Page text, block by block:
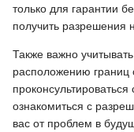
только для гарантии
получить разрешения
Также важно
расположению границ
ознакомиться с
вас от проблем в